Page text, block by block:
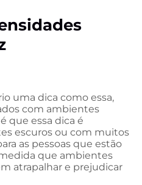
uma dica como essa,
com ambientes
que essa dica é
escuros ou com muitos
as pessoas que estão
que ambientes
atrapalhar e prejudicar